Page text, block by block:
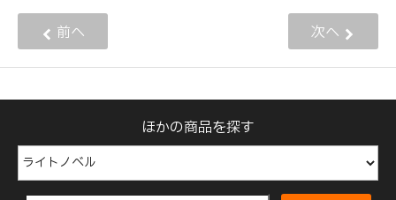
前へ 次へ
ほかの商品を探す